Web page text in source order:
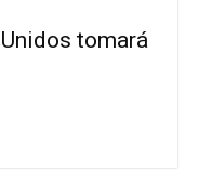
tomará